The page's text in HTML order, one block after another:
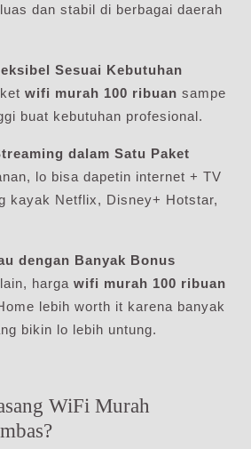
dan stabil di berbagai daerah
Sesuai Kebutuhan
wifi murah 100 ribuan sampe
buat kebutuhan profesional.
dalam Satu Paket
lo bisa dapetin internet + TV
kayak Netflix, Disney+ Hotstar,
dengan Banyak Bonus
harga wifi murah 100 ribuan
lebih worth it karena banyak
bikin lo lebih untung.
WiFi Murah